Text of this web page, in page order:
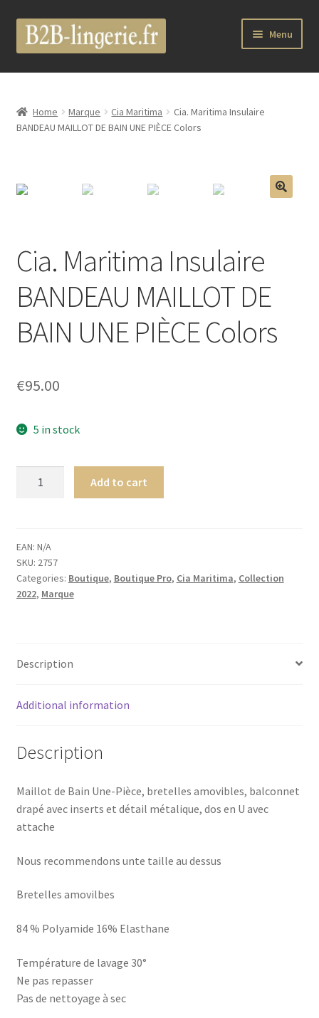
Aller
Aller
au
Menu
B2B Lingerie Site Officiel
Wholesale Registration Page
Boutique
Luxury Lingerie
Femme
Homme
Home Marque Cia Maritima
Cia. Maritima Insulaire
BANDEAU MAILLOT DE BAIN UNE PIÈCE Colors
Cia. Maritima Insulaire
BANDEAU MAILLOT DE
BAIN UNE PIÈCE Colors
€95.00
5 in stock
MAILLOT
DE
BAIN
UNE
Add to cart
EAN: N/A
SKU: 2757
Categories: Boutique, Boutique Pro, Cia Maritima, Collection
2022, Marque
Description
Additional information
Description
Maillot de Bain Une-Pièce, bretelles amovibles, balconnet
drapé avec inserts et détail métalique, dos en U avec
attache
Nous recommendons unte taille au dessus
Bretelles amovilbes
84 % Polyamide 16% Elasthane
Température de lavage 30°
Ne pas repasser
Pas de nettoyage à sec